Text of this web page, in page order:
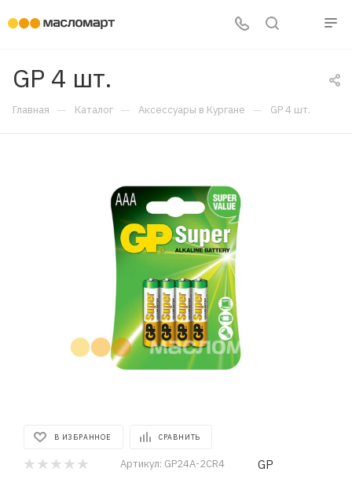
GP 4 шт.
Главная — Каталог — Аксессуары в Кургане — GP 4 шт.
В ИЗБРАННОЕ СРАВНИТЬ
Артикул: GP24A-2CR4 GP